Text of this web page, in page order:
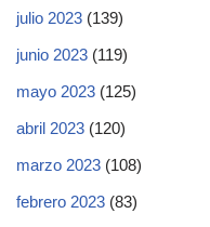
julio 2023 (139)
junio 2023 (119)
mayo 2023 (125)
abril 2023 (120)
marzo 2023 (108)
febrero 2023 (83)